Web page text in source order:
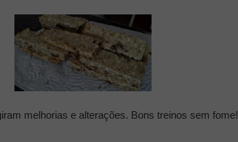
melhorias e alterações. Bons treinos sem fome!